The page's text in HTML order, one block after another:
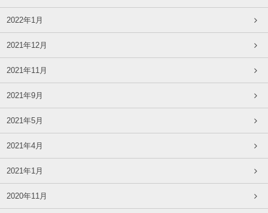
2022年1月
2021年12月
2021年11月
2021年9月
2021年5月
2021年4月
2021年1月
2020年11月